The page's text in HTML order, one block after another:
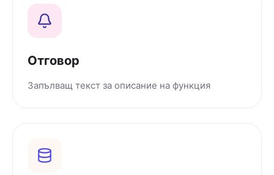
Отговор
Запълващ текст за описание на функция